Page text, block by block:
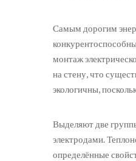
Самым дорогим
монтаж
на стену, что
экологичны,
Выделяют две
электродами.
определённые